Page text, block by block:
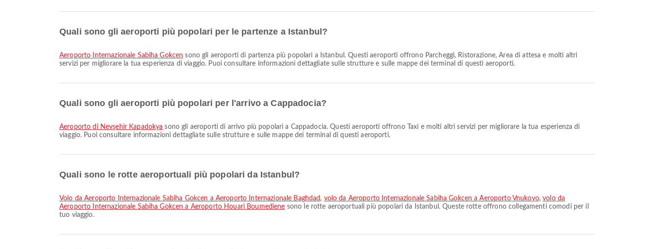
Quali sono gli aeroporti più popolari per le partenze a Istanbul?
Aeroporto Internazionale Sabiha Gokcen sono gli aeroporti di partenza più popolari a Istanbul. Questi aeroporti offrono Parcheggi, Ristorazione, Area di attesa e molti altri
servizi per migliorare la tua esperienza di viaggio. Puoi consultare informazioni dettagliate sulle strutture e sulle mappe dei terminal di questi aeroporti.
Quali sono gli aeroporti più popolari per l'arrivo a Cappadocia?
Aeroporto di Nevşehir Kapadokya sono gli aeroporti di arrivo più popolari a Cappadocia. Questi aeroporti offrono Taxi e molti altri servizi per migliorare la tua esperienza di
viaggio. Puoi consultare informazioni dettagliate sulle strutture e sulle mappe dei terminal di questi aeroporti.
Quali sono le rotte aeroportuali più popolari da Istanbul?
volo da Aeroporto Internazionale Sabiha Gokcen a Aeroporto Internazionale Baghdad , volo da Aeroporto Internazionale Sabiha Gokcen a Aeroporto Vnukovo,volo da
Aeroporto Internazionale Sabiha Gokcen a Aeroporto Houari Boumediene sono le rotte aeroportuali più popolari da Istanbul. Queste rotte offrono collegamenti comodi per il
tuo viaggio.